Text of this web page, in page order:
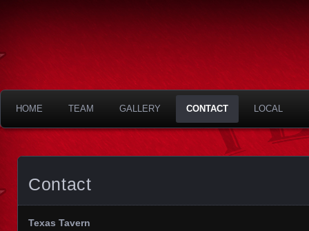
Texas Tavern
HOME TEAM GALLERY CONTACT LOCAL
Contact
Texas Tavern